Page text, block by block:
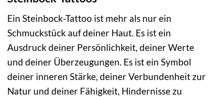
Ein Steinbock-Tattoo ist mehr als nur ein
Schmuckstück auf deiner Haut. Es ist ein
Ausdruck deiner Persönlichkeit, deiner Werte
und deiner Überzeugungen. Es ist ein Symbol
deiner inneren Stärke, deiner Verbundenheit zur
Natur und deiner Fähigkeit, Hindernisse zu